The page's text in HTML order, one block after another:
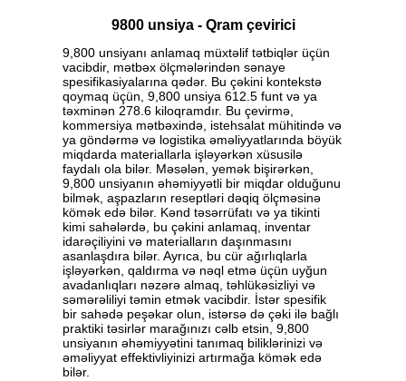
9800 unsiya - Qram çevirici
9,800 unsiyanı anlamaq müxtəlif tətbiqlər üçün
vacibdir, mətbəx ölçmələrindən sənaye
spesifikasiyalarına qədər. Bu çəkini kontekstə
qoymaq üçün, 9,800 unsiya 612.5 funt və ya
təxminən 278.6 kiloqramdır. Bu çevirmə,
kommersiya mətbəxində, istehsalat mühitində və
ya göndərmə və logistika əməliyyatlarında böyük
miqdarda materiallarla işləyərkən xüsusilə
faydalı ola bilər. Məsələn, yemək bişirərkən,
9,800 unsiyanın əhəmiyyətli bir miqdar olduğunu
bilmək, aşpazların reseptləri dəqiq ölçməsinə
kömək edə bilər. Kənd təsərrüfatı və ya tikinti
kimi sahələrdə, bu çəkini anlamaq, inventar
idarəçiliyini və materialların daşınmasını
asanlaşdıra bilər. Ayrıca, bu cür ağırlıqlarla
işləyərkən, qaldırma və nəql etmə üçün uyğun
avadanlıqları nəzərə almaq, təhlükəsizliyi və
səmərəliliyi təmin etmək vacibdir. İstər spesifik
bir sahədə peşəkar olun, istərsə də çəki ilə bağlı
praktiki təsirlər marağınızı cəlb etsin, 9,800
unsiyanın əhəmiyyətini tanımaq biliklərinizi və
əməliyyat effektivliyinizi artırmağa kömək edə
bilər.